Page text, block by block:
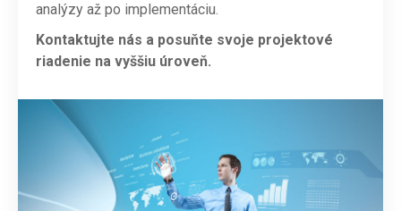
analýzy až po implementáciu.
Kontaktujte nás a posuňte svoje projektové
riadenie na vyššiu úroveň.